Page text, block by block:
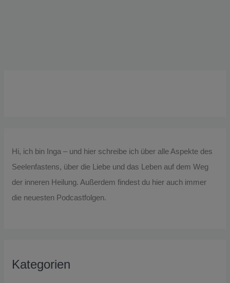
Hi, ich bin Inga – und hier schreibe ich über alle Aspekte des
Seelenfastens, über die Liebe und das Leben auf dem Weg
der inneren Heilung. Außerdem findest du hier auch immer
die neuesten Podcastfolgen.
Kategorien